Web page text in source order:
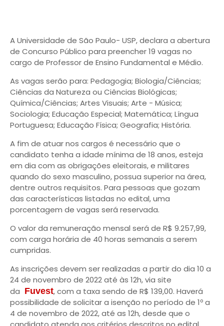
A Universidade de São Paulo- USP, declara a abertura
de Concurso Público para preencher 19 vagas no
cargo de Professor de Ensino Fundamental e Médio.
As vagas serão para: Pedagogia; Biologia/Ciências;
Ciências da Natureza ou Ciências Biológicas;
Química/Ciências; Artes Visuais; Arte - Música;
Sociologia; Educação Especial; Matemática; Língua
Portuguesa; Educação Física; Geografia; História.
A fim de atuar nos cargos é necessário que o
candidato tenha a idade mínima de 18 anos, esteja
em dia com as obrigações eleitorais, e militares
quando do sexo masculino, possua superior na área,
dentre outros requisitos. Para pessoas que gozam
das características listadas no edital, uma
porcentagem de vagas será reservada.
O valor da remuneração mensal será de R$ 9.257,99,
com carga horária de 40 horas semanais a serem
cumpridas.
As inscrições devem ser realizadas a partir do dia 10 a
24 de novembro de 2022 até às 12h, via site
da Fuvest, com a taxa sendo de R$ 139,00. Haverá
possibilidade de solicitar a isenção no período de 1º a
4 de novembro de 2022, até as 12h, desde que o